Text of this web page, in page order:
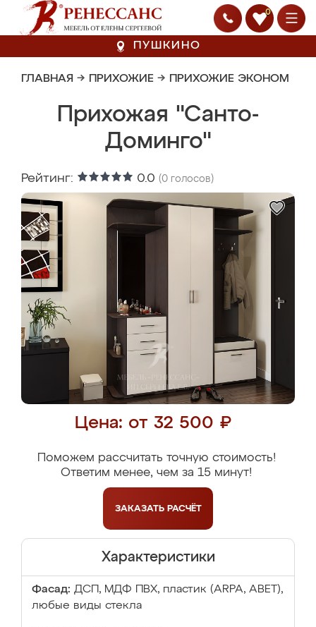
0
ПУШКИНО
ГЛАВНАЯ → ПРИХОЖИЕ → ПРИХОЖИЕ ЭКОНОМ
Прихожая "Санто-
Доминго"
Рейтинг: 0.0 (0 голосов)
Цена: от 32 500 ₽
Поможем рассчитать точную стоимость!
Ответим менее, чем за 15 минут!
ЗАКАЗАТЬ РАСЧЁТ
Характеристики
Фасад: ДСП, МДФ ПВХ, пластик (ARPA, ABET),
любые виды стекла